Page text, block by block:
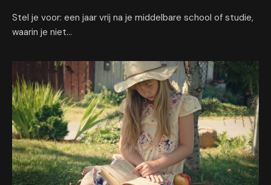
Stel je voor: een jaar vrij na je middelbare school of studie,
waarin je niet…